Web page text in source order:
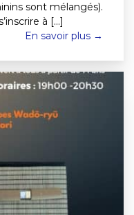
sont mélangés).
à [...]
En savoir plus →